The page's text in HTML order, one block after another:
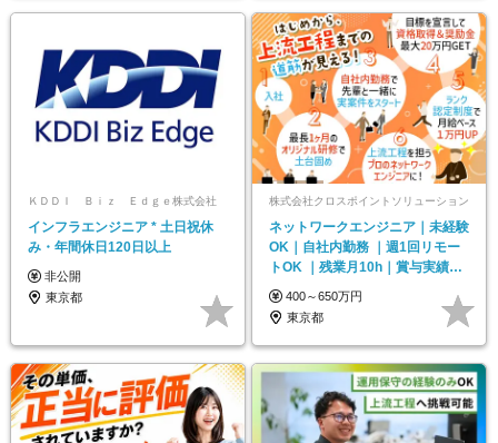
ＫＤＤＩ Ｂｉｚ Ｅｄｇｅ株式会社
インフラエンジニア * 土日祝休
み・年間休日120日以上
非公開
東京都
株式会社クロスポイントソリューション
ネットワークエンジニア｜未経験
OK｜自社内勤務 ｜週1回リモー
トOK ｜残業月10h｜賞与実績年
4ヶ月分
400～650万円
東京都